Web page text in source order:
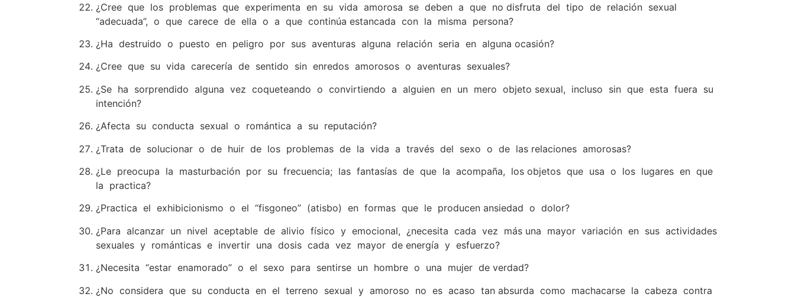
¿Cree que los problemas que experimenta en su vida amorosa se deben a que no disfruta del tipo de relación sexual
“adecuada”, o que carece de ella o a que continúa estancada con la misma persona?
¿Ha destruido o puesto en peligro por sus aventuras alguna relación seria en alguna ocasión?
¿Cree que su vida carecería de sentido sin enredos amorosos o aventuras sexuales?
¿Se ha sorprendido alguna vez coqueteando o convirtiendo a alguien en un mero objeto sexual, incluso sin que esta fuera su
intención?
¿Afecta su conducta sexual o romántica a su reputación?
¿Trata de solucionar o de huir de los problemas de la vida a través del sexo o de las relaciones amorosas?
¿Le preocupa la masturbación por su frecuencia; las fantasías de que la acompaña, los objetos que usa o los lugares en que
la practica?
¿Practica el exhibicionismo o el “fisgoneo” (atisbo) en formas que le producen ansiedad o dolor?
¿Para alcanzar un nivel aceptable de alivio físico y emocional, ¿necesita cada vez más una mayor variación en sus actividades
sexuales y románticas e invertir una dosis cada vez mayor de energía y esfuerzo?
¿Necesita “estar enamorado” o el sexo para sentirse un hombre o una mujer de verdad?
¿No considera que su conducta en el terreno sexual y amoroso no es acaso tan absurda como machacarse la cabeza contra